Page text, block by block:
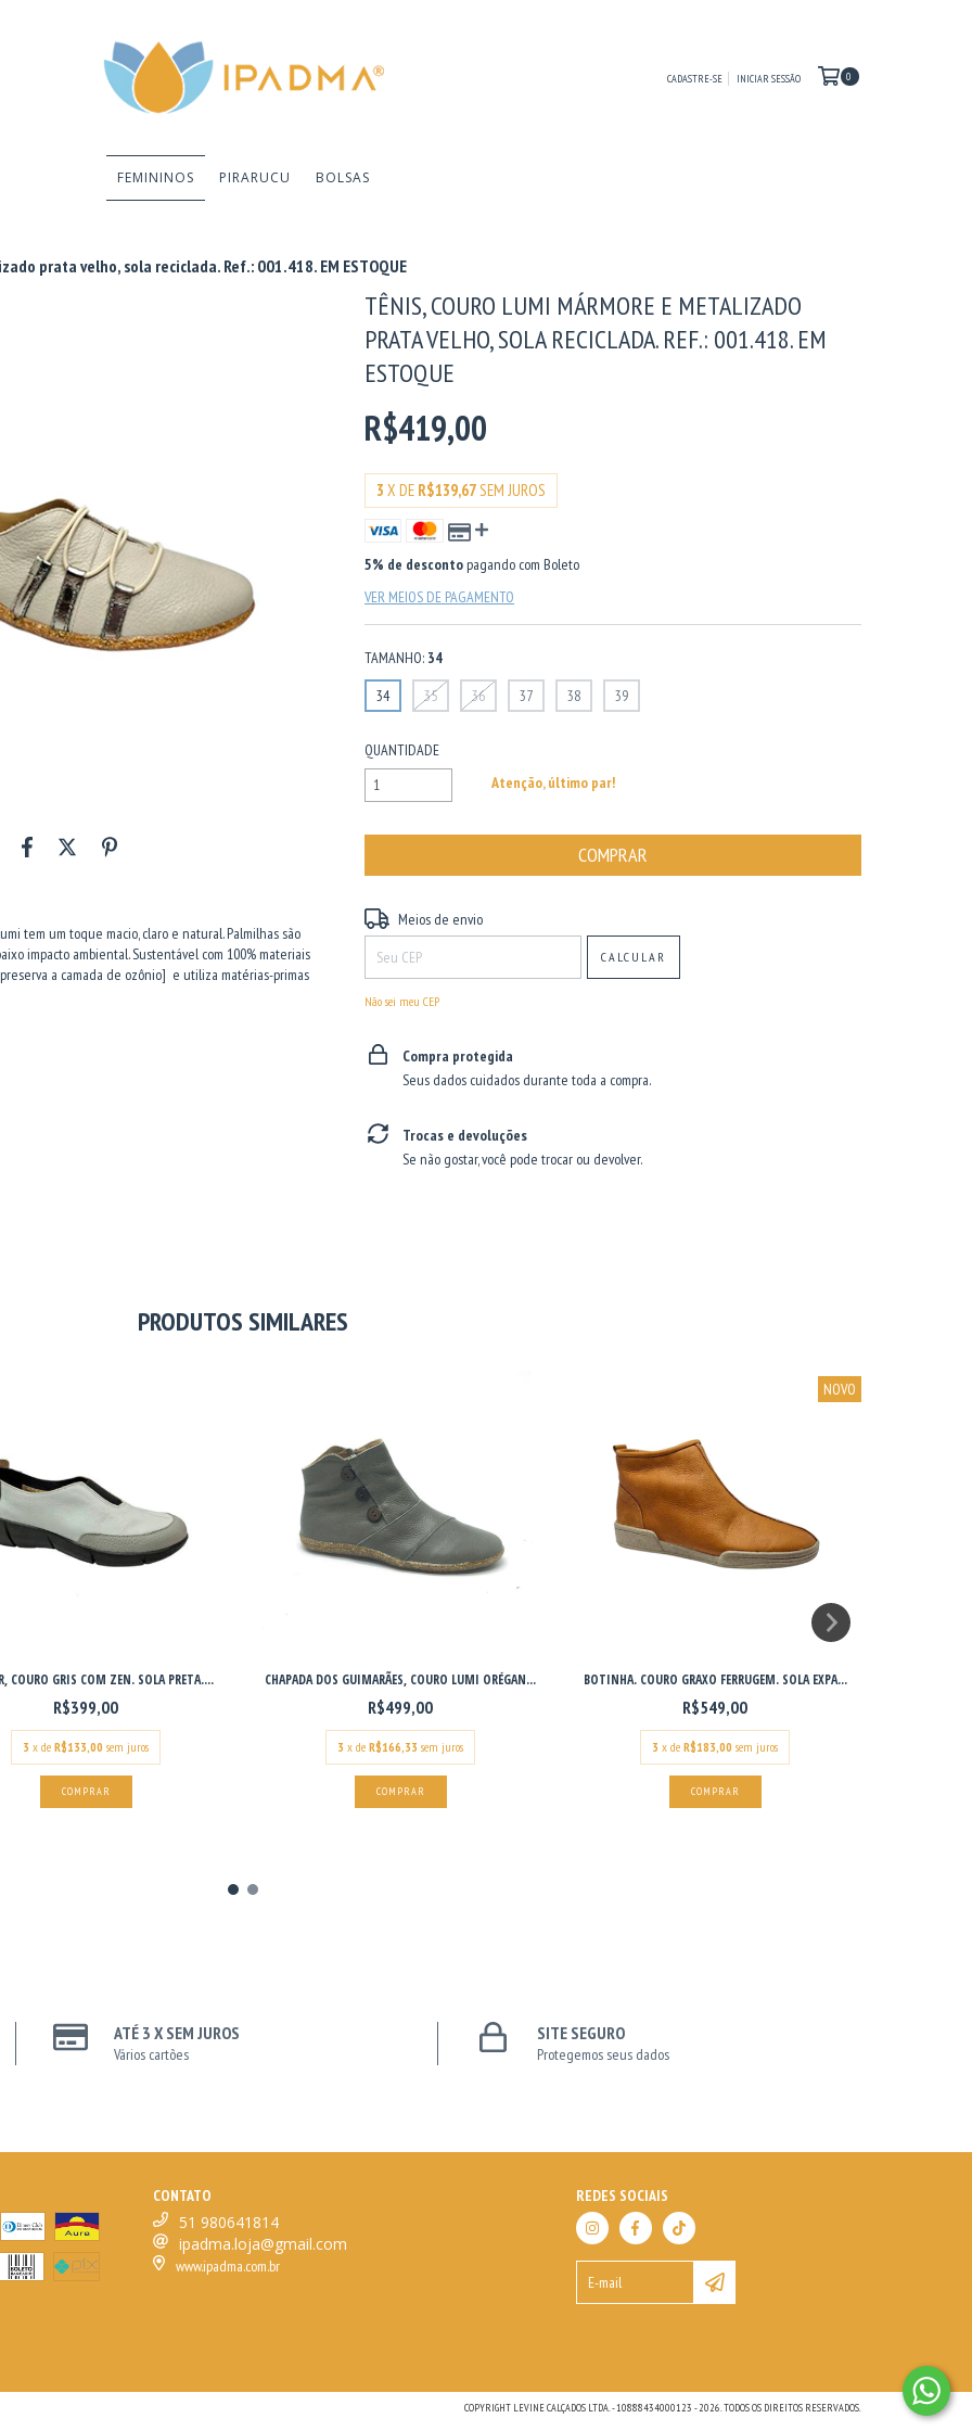
CADASTRE-SE INICIAR SESSÃO 0
FEMININOS PIRARUCU BOLSAS
prata velho, sola reciclada. Ref.: 001.418. EM ESTOQUE
tem um toque macio, claro e natural. Palmilhas são
impacto ambiental. Sustentável com 100% materiais
a camada de ozônio] e utiliza matérias-primas
TÊNIS, COURO LUMI MÁRMORE E METALIZADO
PRATA VELHO, SOLA RECICLADA. REF.: 001.418. EM
ESTOQUE
R$419,00
3 X DE R$139,67SEM JUROS
5% de descontopagando com Boleto
VER MEIOS DE PAGAMENTO
TAMANHO: 34
34
35 36 37 38 39
QUANTIDADE
Atenção, último par!
Entregas para o CEP:
Meios de envio
CALCULAR
Não sei meu CEP
Compra protegida
Seus dados cuidados durante toda a compra.
Trocas e devoluções
Se não gostar, você pode trocar ou devolver.
PRODUTOS SIMILARES
COURO GRIS COM ZEN. SOLA PRETA....
R$399,00
3 x de R$133,00 sem juros
COMPRAR
CHAPADA DOS GUIMARÃES, COURO LUMI ORÉGAN...
R$499,00
3 x de R$166,33 sem juros
COMPRAR
NOVO
BOTINHA. COURO GRAXO FERRUGEM. SOLA EXPA...
R$549,00
3 x de R$183,00 sem juros
COMPRAR
ATÉ 3 X SEM JUROS
Vários cartões
SITE SEGURO
Protegemos seus dados
CONTATO
51 980641814
ipadma.loja@gmail.com
www.ipadma.com.br
REDES SOCIAIS
COPYRIGHT LEVINE CALÇADOS LTDA. - 10888434000123 - 2026. TODOS OS DIREITOS RESERVADOS.